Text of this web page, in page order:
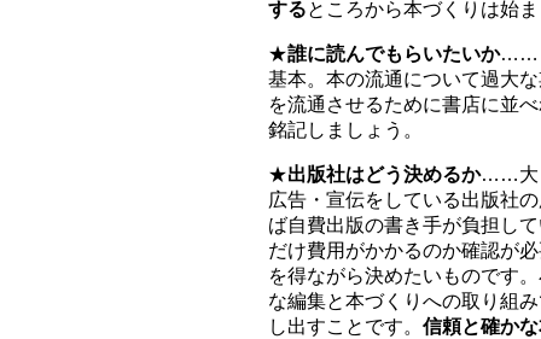
するところから本づくりは始
★誰に読んでもらいたいか……
基本。本の流通について過大
を流通させるために書店に並
銘記しましょう。
★出版社はどう決めるか……大
広告・宣伝をしている出版社
ば自費出版の書き手が負担し
だけ費用がかかるのか確認が
を得ながら決めたいものです
な編集と本づくりへの取り組
し出すことです。 信頼と確か